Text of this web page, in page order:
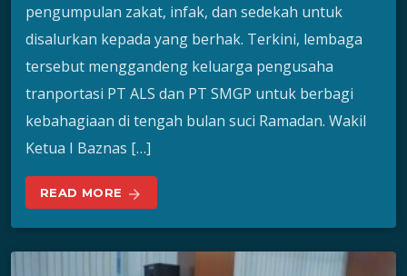
pengumpulan zakat, infak, dan sedekah untuk
disalurkan kepada yang berhak. Terkini, lembaga
tersebut menggandeng keluarga pengusaha
tranportasi PT ALS dan PT SMGP untuk berbagi
kebahagiaan di tengah bulan suci Ramadan. Wakil
Ketua I Baznas […]
READ MORE arrow_forward